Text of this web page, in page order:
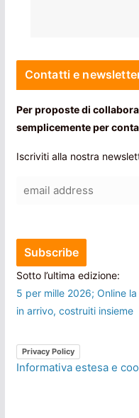
Contatti e
Per proposte di
semplicemente per
Iscriviti alla nostra
Sotto l’ultima edizione:
5 per mille 2026; Online
in arrivo, costruiti insieme
Privacy Policy
Informativa estesa e